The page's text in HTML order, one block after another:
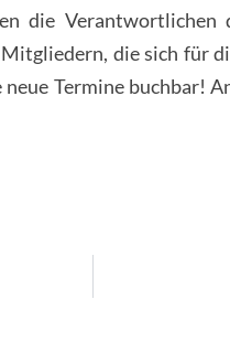
die
die sich für
Termine buchbar!